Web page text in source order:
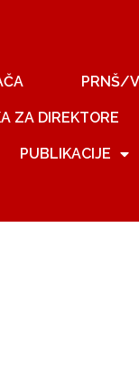
PRNŠ/V
ZA DIREKTORE
PUBLIKACIJE